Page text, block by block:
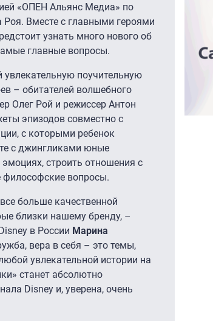
«ОПЕН Альянс Медиа» по
Роя. Вместе с главными героями
узнать много нового об
главные вопросы.
увлекательную поучительную
– обитателей волшебного
Олег Рой и режиссер Антон
эпизодов совместно с
с которыми ребенок
с джингликами юные
эмоциях, строить отношения с
вопросы.
больше качественной
близки нашему бренду, –
в России Марина
вера в себя – это темы,
увлекательной истории на
станет абсолютно
Disney и, уверена, очень